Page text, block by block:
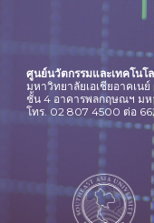
ศูนย์นวัตกรรมและเทคโนโ
มหาวิทยาลัยเอเชียอาคเนย์
ชั้น 4 อาคารพลกฤษณฯ มห
โทร. 02 807 4500 ต่อ